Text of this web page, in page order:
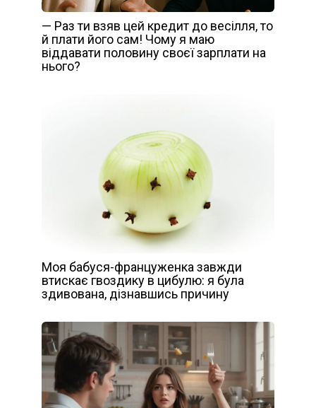
— Раз ти взяв цей кредит до весілля, то
й плати його сам! Чому я маю
віддавати половину своєї зарплати на
нього?
Моя бабуся-француженка завжди
втискає гвоздику в цибулю: я була
здивована, дізнавшись причину